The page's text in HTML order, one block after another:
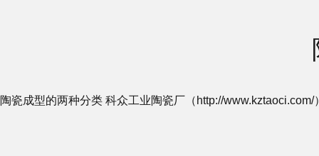
陶瓷成型的两种分类 科众工业陶瓷厂（http://